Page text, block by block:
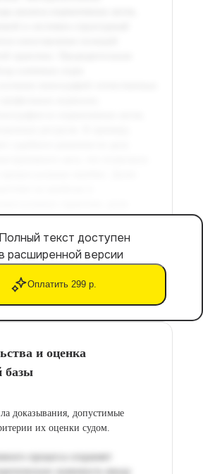
Полный текст доступен
расширенной версии
Оплатить 299 р.
и оценка
базы
доказывания, допустимые
их оценки судом.